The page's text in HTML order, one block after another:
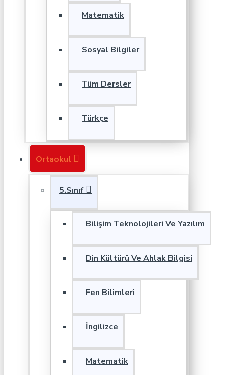
Matematik
Sosyal Bilgiler
Tüm Dersler
Türkçe
Ortaokul
5.Sınıf
Bilişim Teknolojileri Ve Yazılım
Din Kültürü Ve Ahlak Bilgisi
Fen Bilimleri
İngilizce
Matematik